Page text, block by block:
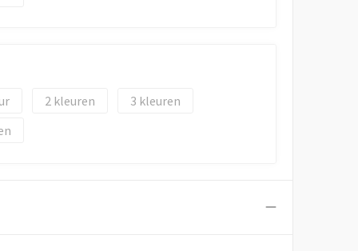
2
3